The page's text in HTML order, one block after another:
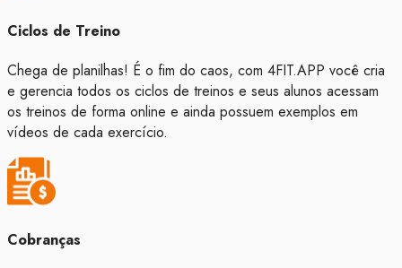
Ciclos de Treino
Chega de planilhas! É o fim do caos, com 4FIT.APP você cria
e gerencia todos os ciclos de treinos e seus alunos acessam
os treinos de forma online e ainda possuem exemplos em
vídeos de cada exercício.
Cobranças